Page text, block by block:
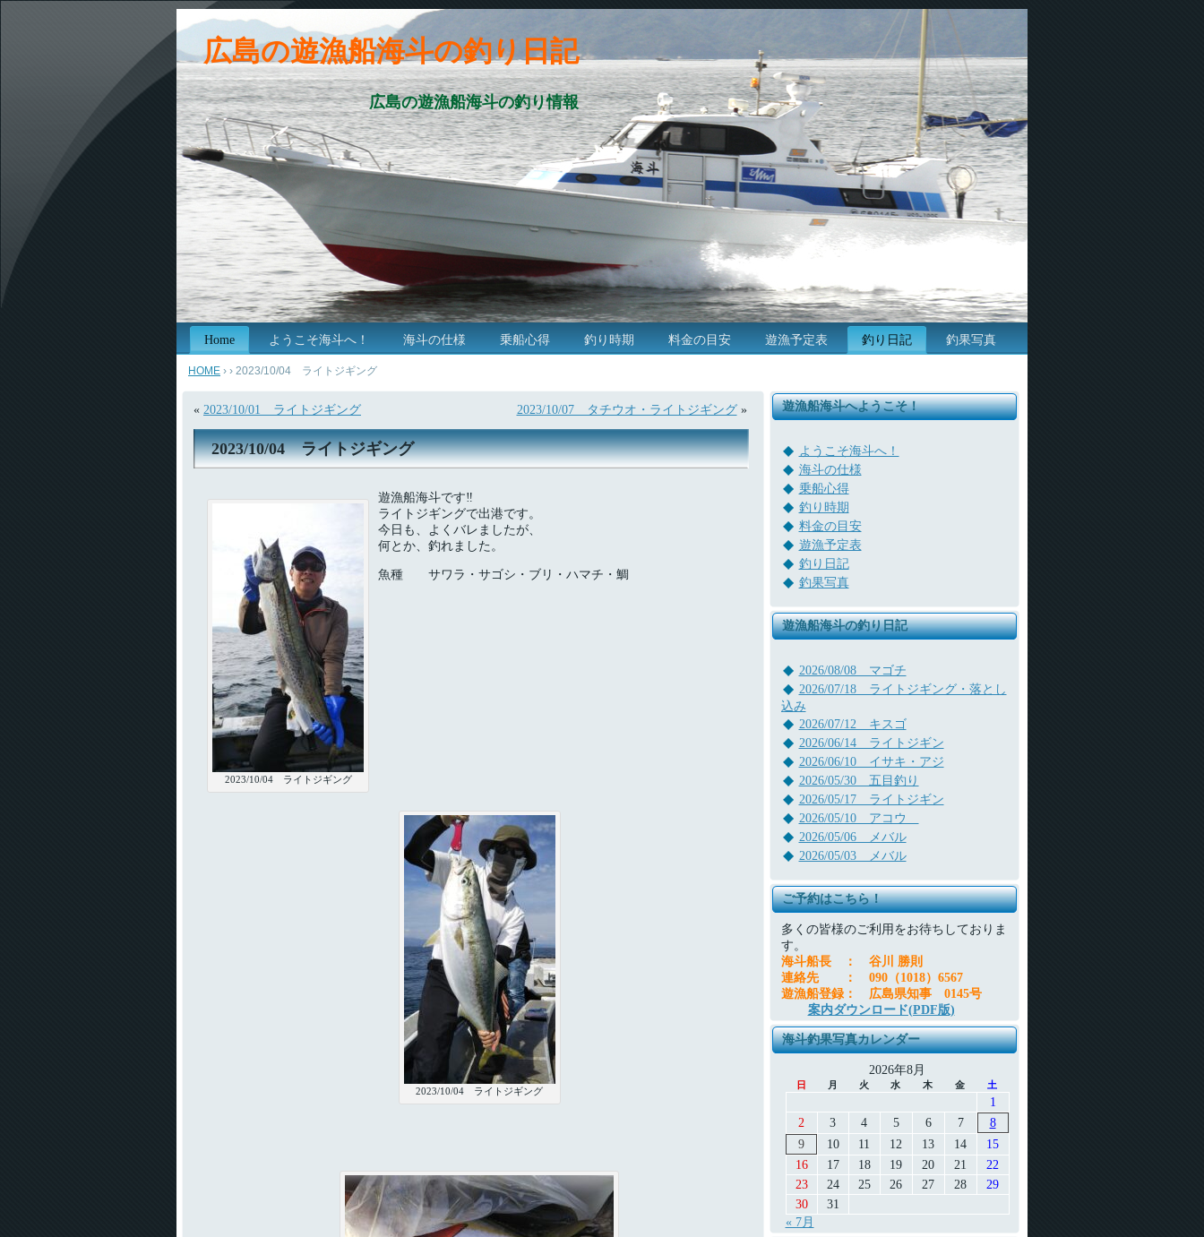
広島の遊漁船海斗の釣り日記
広島の遊漁船海斗の釣り情報
Home ようこそ海斗へ！ 海斗の仕様 乗船心得 釣り時期 料金の目安 遊漁予定表 釣り日記 釣果写真
HOME › › 2023/10/04 ライトジギング
« 2023/10/01 ライトジギング 2023/10/07 タチウオ・ライトジギング»
2023/10/04 ライトジギング
2023/10/04 ライトジギング
遊漁船海斗です‼
ライトジギングで出港です。
今日も、よくバレましたが、
何とか、釣れました。
魚種 サワラ・サゴシ・ブリ・ハマチ・鯛
2023/10/04 ライトジギング
遊漁船海斗へようこそ！
ようこそ海斗へ！
海斗の仕様
乗船心得
釣り時期
料金の目安
遊漁予定表
釣り日記
釣果写真
遊漁船海斗の釣り日記
2026/08/08 マゴチ
2026/07/18 ライトジギング・落とし
込み
2026/07/12 キスゴ
2026/06/14 ライトジギン
2026/06/10 イサキ・アジ
2026/05/30 五目釣り
2026/05/17 ライトジギン
2026/05/10 アコウ
2026/05/06 メバル
2026/05/03 メバル
ご予約はこちら！
多くの皆様のご利用をお待ちしておりま
す。
海斗船長
：
谷川 勝則
連絡先
：
090（1018）6567
遊漁船登録：
広島県知事 0145号
案内ダウンロード(PDF版)
海斗釣果写真カレンダー
2026年8月
日 月 火 水 木 金 土
« 7月
1
2
3 4 5 6 7
8
9
10 11 12 13 14
15
16
17 18 19 20 21
22
23
24 25 26 27 28
29
30
31